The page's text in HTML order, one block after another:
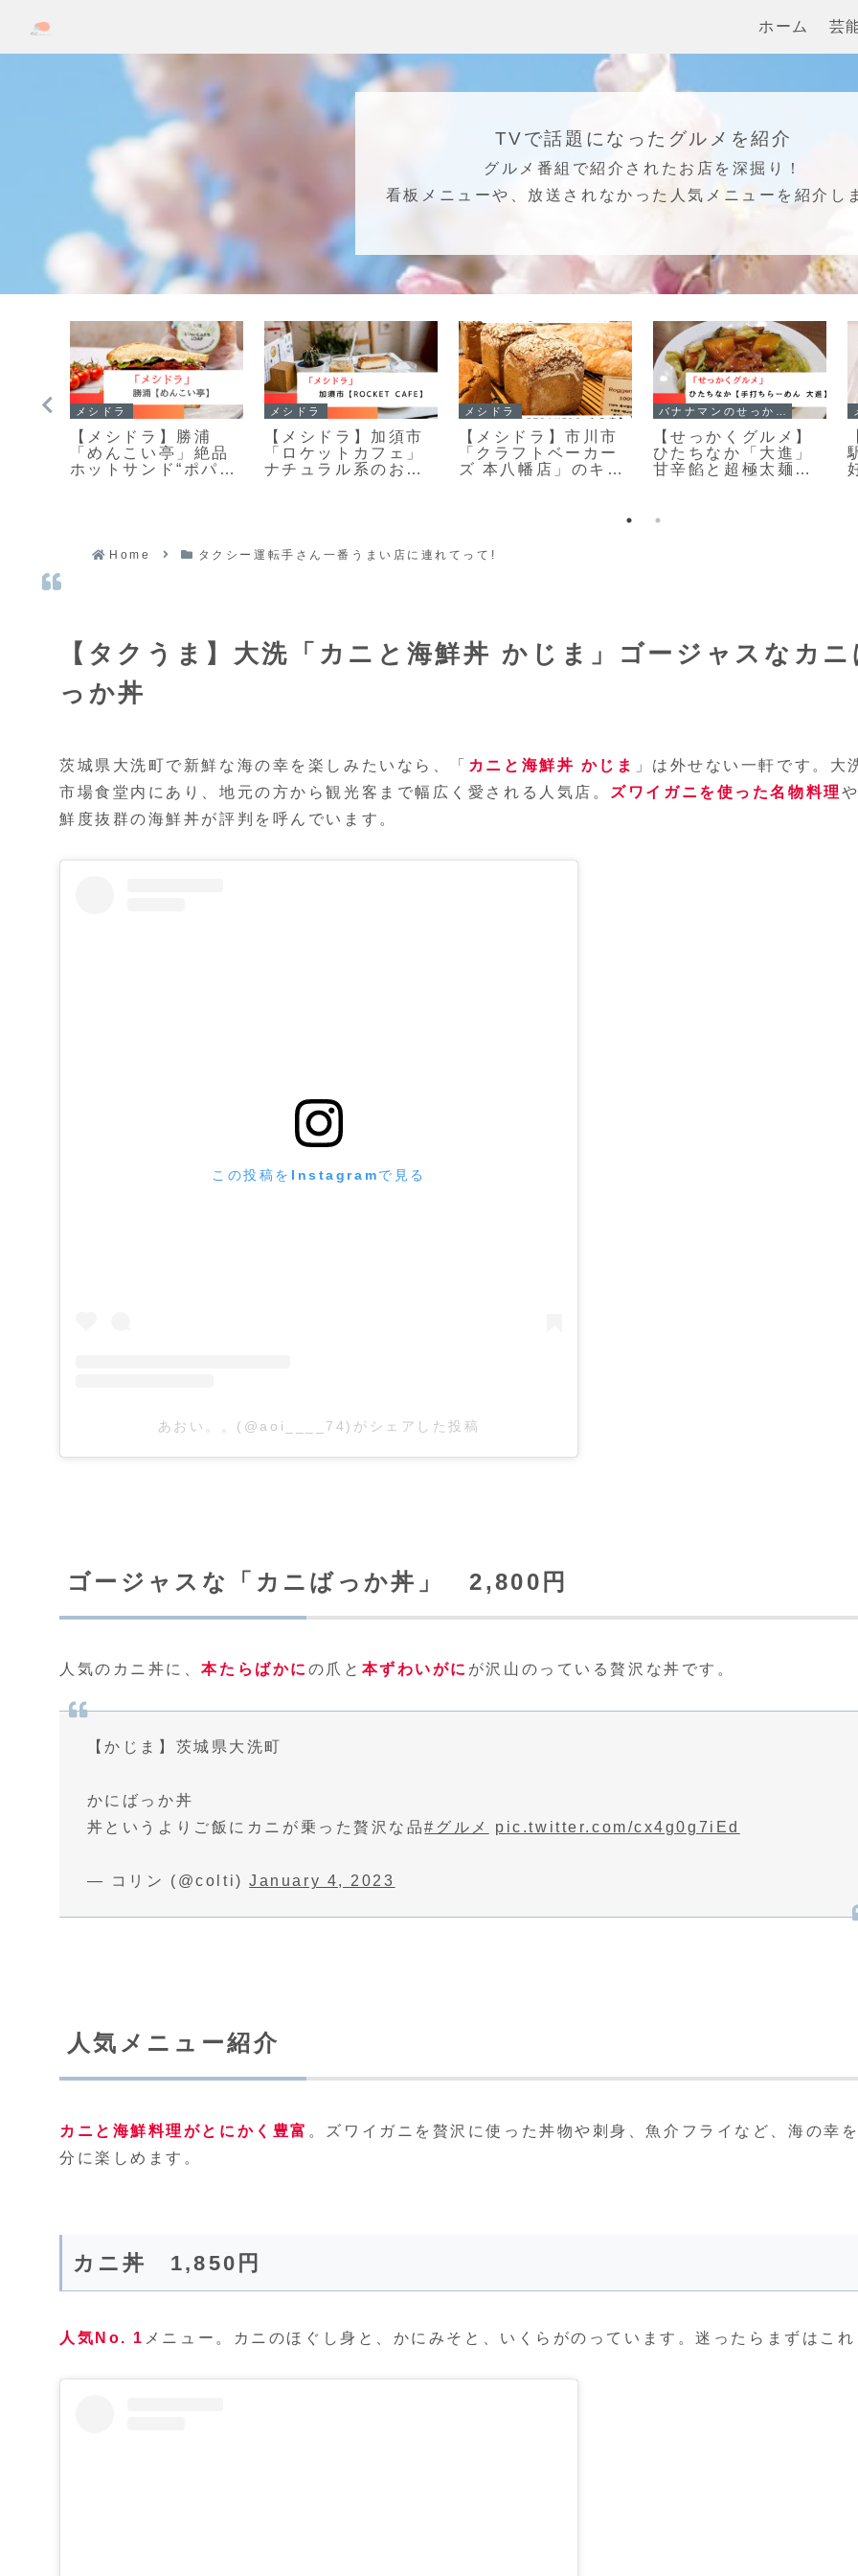
ホーム 芸
TVで話題になったグルメを紹介
グルメ番組で紹介されたお店を深掘り！
看板メニューや、放送されなかった人気メニューを紹介し
メシドラ
【メシドラ】勝浦
「めんこい亭」絶品
ホットサンド“ポパ
メシドラ
【メシドラ】加須市
「ロケットカフェ」
ナチュラル系のおし
メシドラ
【メシドラ】市川市
「クラフトベーカー
ズ 本八幡店」のキュ
【せっかくグルメ】
ひたちなか「大進」
甘辛餡と超極太麺の
Home タクシー運転手さん一番うまい店に連れてって!
【タクうま】大洗「カニと海鮮丼 かじま」ゴージャスなカ
っか丼
茨城県大洗町で新鮮な海の幸を楽しみたいなら、「 カニと海鮮丼 かじま
」は外せない一軒です。大
市場食堂内にあり、地元の方から観光客まで幅広く愛される人気店。 ズワイガニを使った名物料理
鮮度抜群の海鮮丼が評判を呼んでいます。
この投稿をInstagramで見る
あおい。。(@aoi____74)がシェアした投稿
ゴージャスな「カニばっか丼」 2,800円
人気のカニ丼に、本たらばかに の爪と 本ずわいがに が沢山のっている贅沢な丼です。
【かじま】茨城県大洗町
かにばっか丼
丼というよりご飯にカニが乗った贅沢な品#グルメ pic.twitter.com/cx4g0g7iEd
— コリン (@colti)January 4, 2023
人気メニュー紹介
カニと海鮮料理がとにかく豊富 。ズワイガニを贅沢に使った丼物や刺身、魚介フライなど、海の幸
分に楽しめます。
カニ丼 1,850円
人気No. 1 メニュー。カニのほぐし身と、かにみそと、いくらがのっています。迷ったらまずはこ